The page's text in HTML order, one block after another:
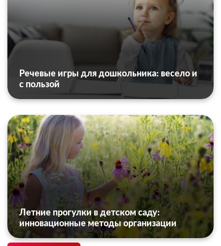
Речевые игры для дошкольника: весело и
с пользой
Летние прогулки в детском саду:
инновационные методы организации